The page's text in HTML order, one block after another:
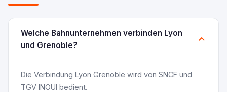
Welche Bahnunternehmen verbinden Lyon
und Grenoble?
Die Verbindung Lyon Grenoble wird von SNCF und
TGV INOUI bedient.